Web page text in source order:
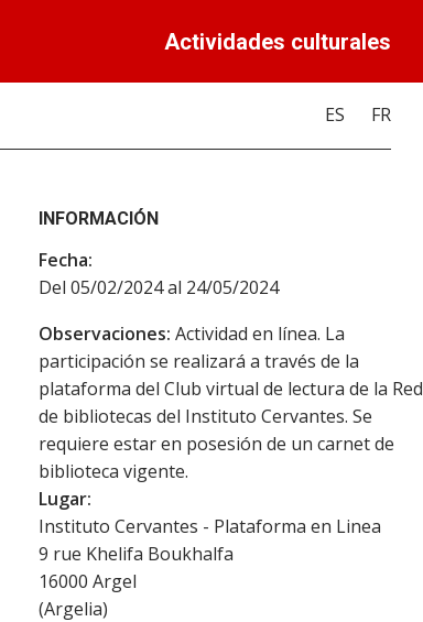
Actividades culturales
ES FR
INFORMACIÓN
Fecha:
Del 05/02/2024 al 24/05/2024
Observaciones: Actividad en línea. La
participación se realizará a través de la
plataforma del Club virtual de lectura de la Red
de bibliotecas del Instituto Cervantes. Se
requiere estar en posesión de un carnet de
biblioteca vigente.
Lugar:
Instituto Cervantes - Plataforma en Linea
9 rue Khelifa Boukhalfa
16000 Argel
(Argelia)